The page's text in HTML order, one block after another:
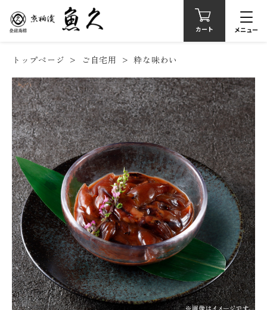
カート メニュー
トップページ ご自宅用 粋な味わい